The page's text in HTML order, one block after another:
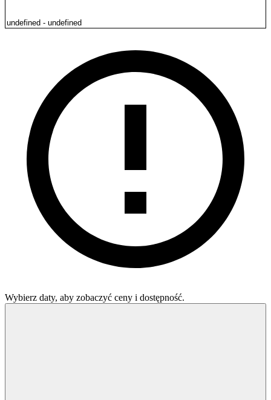
Wybierz daty, aby zobaczyć ceny i dostępność.